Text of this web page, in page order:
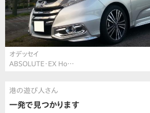
オデッセイ
ABSOLUTE・EX Ho…
港の遊び人さん
一発で見つかります